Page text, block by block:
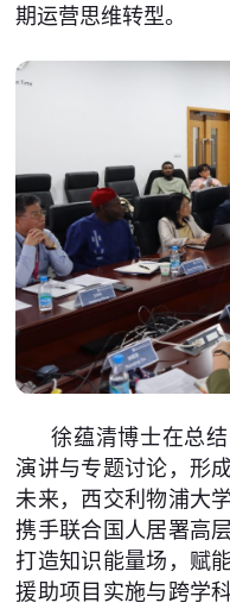
期运营思维转型。
徐蕴清博士在总
演讲与专题讨论，形
未来，西交利物浦大
携手联合国人居署高
打造知识能量场，赋
援助项目实施与跨学